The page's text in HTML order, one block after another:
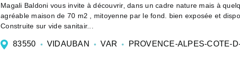
Magali Baldoni vous invite à découvrir, dans un cadre nature mais à
agréable maison de 70 m2 , mitoyenne par le fond. bien exposée et
Construite sur vide sanitair...
83550 VIDAUBAN VAR PROVENCE-ALPES-COTE-